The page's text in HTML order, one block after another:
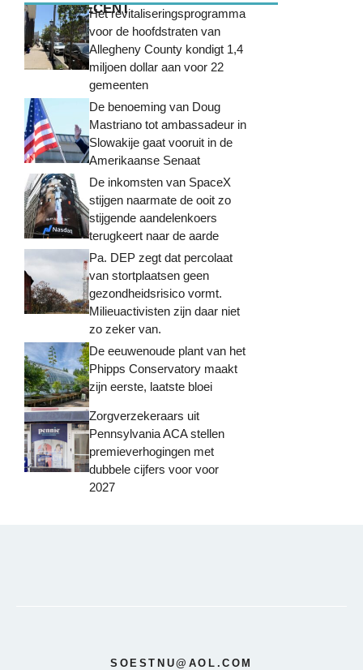
MEEST RECENTHet revitaliseringsprogramma
voor de hoofdstraten van
Allegheny County kondigt 1,4
miljoen dollar aan voor 22
gemeenten
De benoeming van Doug
Mastriano tot ambassadeur in
Slowakije gaat vooruit in de
Amerikaanse Senaat
De inkomsten van SpaceX
stijgen naarmate de ooit zo
stijgende aandelenkoers
terugkeert naar de aarde
Pa. DEP zegt dat percolaat
van stortplaatsen geen
gezondheidsrisico vormt.
Milieuactivisten zijn daar niet
zo zeker van.
De eeuwenoude plant van het
Phipps Conservatory maakt
zijn eerste, laatste bloei
Zorgverzekeraars uit
Pennsylvania ACA stellen
premieverhogingen met
dubbele cijfers voor voor
2027
SOESTNU@AOL.COM